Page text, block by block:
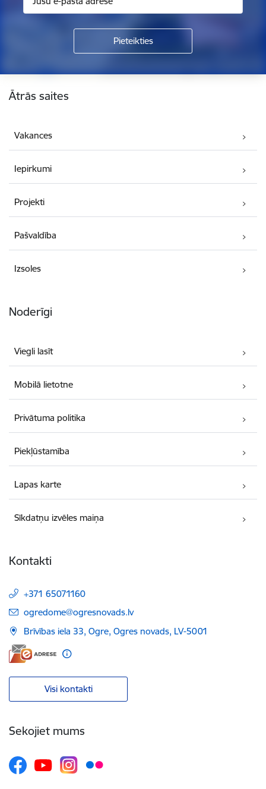
Ātrās saites
Vakances
Iepirkumi
Projekti
Pašvaldība
Izsoles
Noderīgi
Viegli lasīt
Mobilā lietotne
Privātuma politika
Piekļūstamība
Lapas karte
Sīkdatņu izvēles maiņa
Kontakti
+371 65071160
E-pasts:
ogredome@ogresnovads.lv
Brīvības iela 33, Ogre, Ogres novads, LV-5001
Visi kontakti
Sekojiet mums